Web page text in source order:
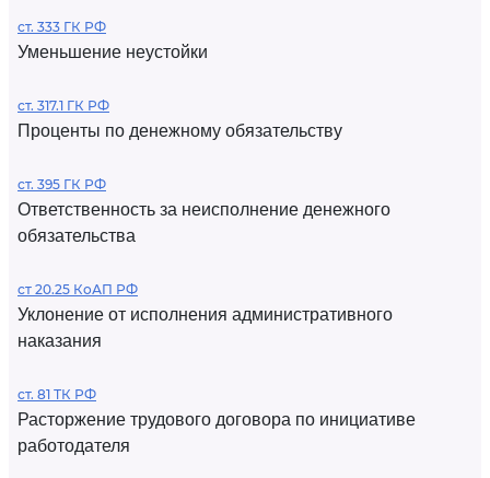
ст. 333 ГК РФ
Уменьшение неустойки
ст. 317.1 ГК РФ
Проценты по денежному обязательству
ст. 395 ГК РФ
Ответственность за неисполнение денежного
обязательства
ст 20.25 КоАП РФ
Уклонение от исполнения административного
наказания
ст. 81 ТК РФ
Расторжение трудового договора по инициативе
работодателя